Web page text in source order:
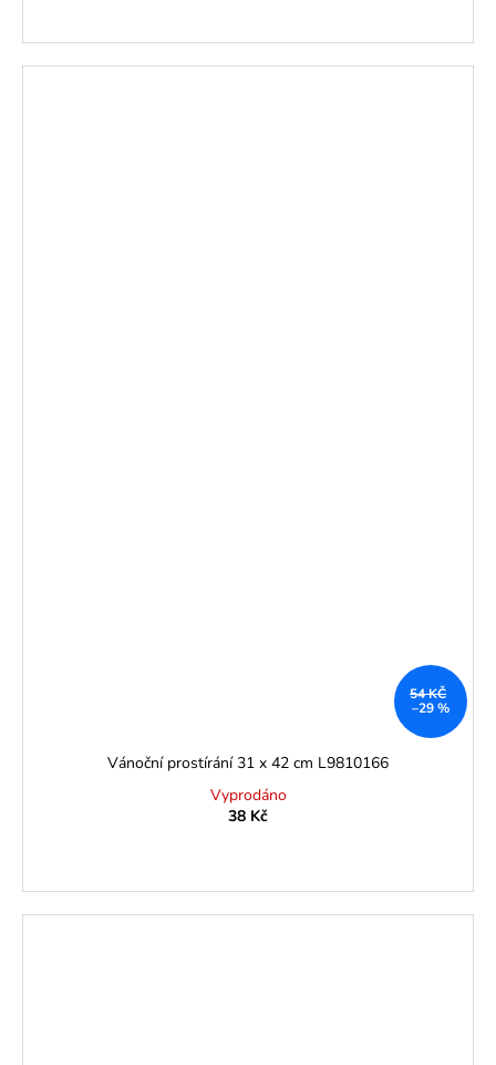
54 KČ
–29 %
Vánoční prostírání 31 x 42 cm L9810166
Vyprodáno
38 Kč